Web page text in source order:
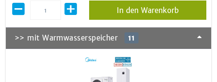
In den Warenkorb
>> mit Warmwasserspeicher 11